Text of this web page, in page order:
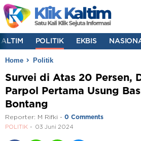
POLITIK EKBIS
Home Politik
Survei di Atas 20 Persen,
Parpol Pertama Usung
Bontang
Reporter: M Rifki - 0 Comments
POLITIK 03 Juni 2024